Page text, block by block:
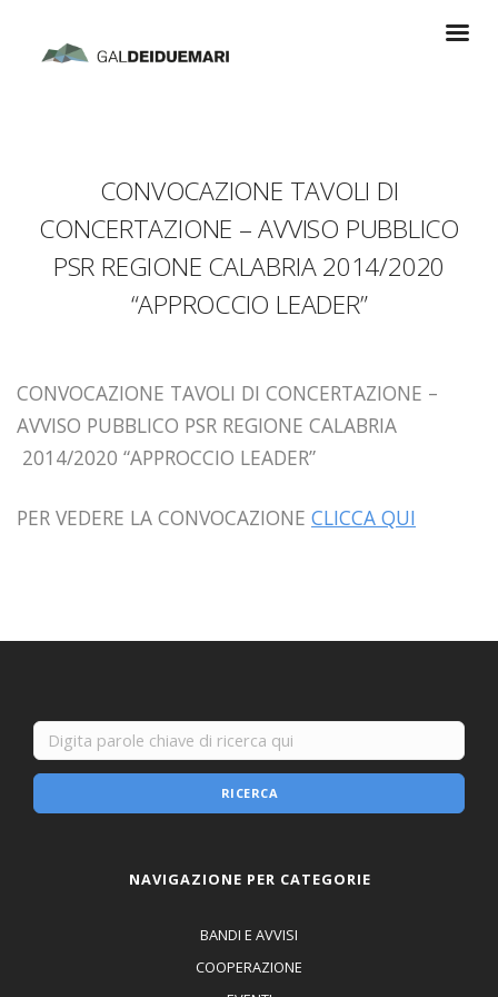
CONVOCAZIONE TAVOLI DI
CONCERTAZIONE – AVVISO PUBBLICO
PSR REGIONE CALABRIA 2014/2020
“APPROCCIO LEADER”
CONVOCAZIONE TAVOLI DI CONCERTAZIONE –
AVVISO PUBBLICO PSR REGIONE CALABRIA
2014/2020 “APPROCCIO LEADER”
PER VEDERE LA CONVOCAZIONE CLICCA QUI
RICERCA
NAVIGAZIONE PER CATEGORIE
BANDI E AVVISI
COOPERAZIONE